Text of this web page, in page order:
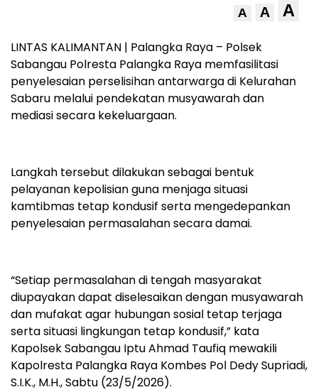
A A A
LINTAS KALIMANTAN | Palangka Raya – Polsek
Sabangau Polresta Palangka Raya memfasilitasi
penyelesaian perselisihan antarwarga di Kelurahan
Sabaru melalui pendekatan musyawarah dan
mediasi secara kekeluargaan.
Langkah tersebut dilakukan sebagai bentuk
pelayanan kepolisian guna menjaga situasi
kamtibmas tetap kondusif serta mengedepankan
penyelesaian permasalahan secara damai.
“Setiap permasalahan di tengah masyarakat
diupayakan dapat diselesaikan dengan musyawarah
dan mufakat agar hubungan sosial tetap terjaga
serta situasi lingkungan tetap kondusif,” kata
Kapolsek Sabangau Iptu Ahmad Taufiq mewakili
Kapolresta Palangka Raya Kombes Pol Dedy Supriadi,
S.I.K., M.H., Sabtu (23/5/2026).